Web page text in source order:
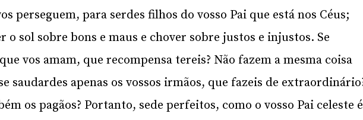
perseguem, para serdes filhos do vosso Pai que está nos Céus;
o sol sobre bons e maus e chover sobre justos e injustos. Se
vos amam, que recompensa tereis? Não fazem a mesma coisa
saudardes apenas os vossos irmãos, que fazeis de
os pagãos? Portanto, sede perfeitos, como o vosso Pai celeste é